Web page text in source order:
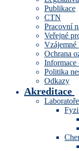
Publikace
CTN
Pracovní
Veřejné
Vzájemné
Ochrana
Informace
Politika
Odkazy
Akreditace
Laboratoře